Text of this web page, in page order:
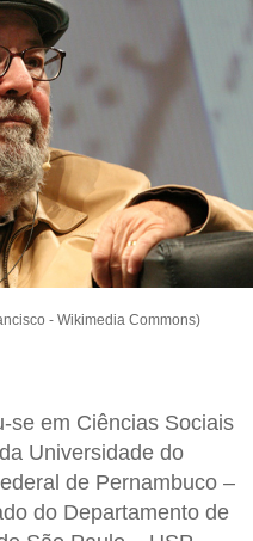
- Wikimedia Commons)
se em Ciências Sociais
Universidade do
de Pernambuco –
do Departamento de